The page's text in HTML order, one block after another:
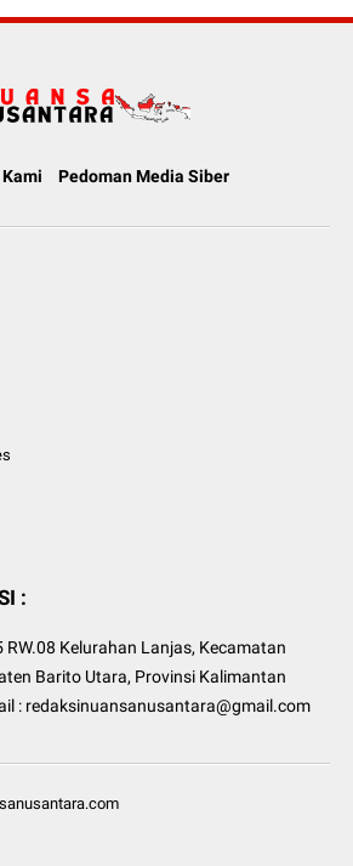
Pedoman Media Siber
:
RW.08 Kelurahan Lanjas, Kecamatan
Barito Utara, Provinsi Kalimantan
: redaksinuansanusantara@gmail.com